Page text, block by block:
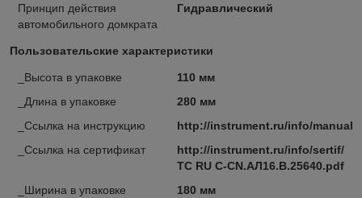
Принцип действия
автомобильного домкрата
Гидравлический
Пользовательские характеристики
_Высота в упаковке
110 мм
_Длина в упаковке
280 мм
_Ссылка на инструкцию
http://instrument.ru/info/manual/
_Ссылка на сертификат
http://instrument.ru/info/sertif/
ТС RU С-CN.АЛ16.В.25640.pdf
_Ширина в упаковке
180 мм